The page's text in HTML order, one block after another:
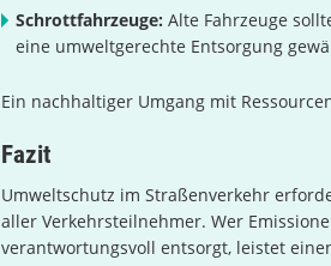
Schrottfahrzeuge: Alte Fahrzeuge
eine umweltgerechte Entsorgung
Ein nachhaltiger Umgang mit
Fazit
Umweltschutz im Straßenverkehr
aller Verkehrsteilnehmer. Wer
verantwortungsvoll entsorgt, leistet